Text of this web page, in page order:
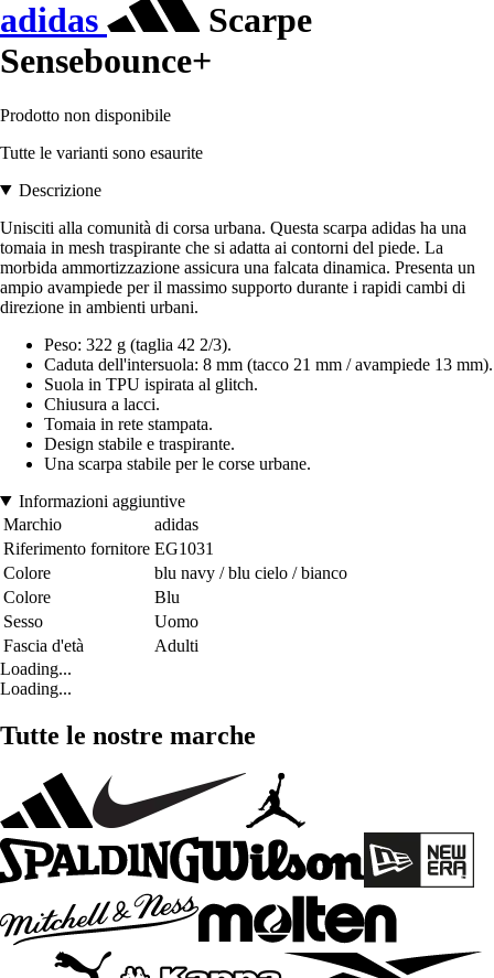
adidas
Scarpe
Sensebounce+
Prodotto non disponibile
Tutte le varianti sono esaurite
Descrizione
Unisciti alla comunità di corsa urbana. Questa scarpa adidas ha una
tomaia in mesh traspirante che si adatta ai contorni del piede. La
morbida ammortizzazione assicura una falcata dinamica. Presenta un
ampio avampiede per il massimo supporto durante i rapidi cambi di
direzione in ambienti urbani.
Peso: 322 g (taglia 42 2/3).
Caduta dell'intersuola: 8 mm (tacco 21 mm / avampiede 13 mm).
Suola in TPU ispirata al glitch.
Chiusura a lacci.
Tomaia in rete stampata.
Design stabile e traspirante.
Una scarpa stabile per le corse urbane.
Informazioni aggiuntive
Marchio
adidas
Riferimento fornitore EG1031
Colore
blu navy / blu cielo / bianco
Colore
Blu
Sesso
Uomo
Fascia d'età
Adulti
Loading...
Loading...
Tutte le nostre marche